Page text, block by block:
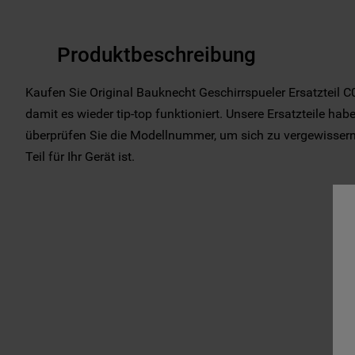
Produktbeschreibung
Kaufen Sie Original Bauknecht Geschirrspueler Ersatzteil
damit es wieder tip-top funktioniert. Unsere Ersatzteile
überprüfen Sie die Modellnummer, um sich zu
Teil für Ihr Gerät ist.